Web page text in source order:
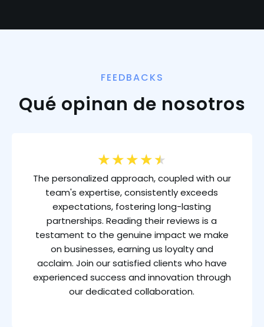
FEEDBACKS
Qué opinan de nosotros
★ ★ ★ ★ ★
The personalized approach, coupled with our
team's expertise, consistently exceeds
expectations, fostering long-lasting
partnerships. Reading their reviews is a
testament to the genuine impact we make
on businesses, earning us loyalty and
acclaim. Join our satisfied clients who have
experienced success and innovation through
our dedicated collaboration.